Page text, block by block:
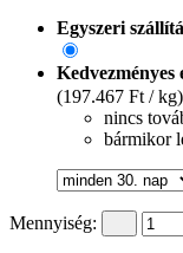
Egyszeri
Kedvezményes
(197.467 Ft / kg)
nincs
bármikor
Mennyiség: